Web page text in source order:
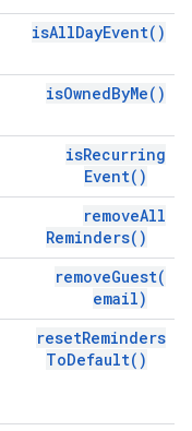
isAllDayEvent( )
isOwnedByMe( )
isRecurring
Event( )
removeAll
Reminders( )
removeGuest(
email)
resetReminders
ToDefault( )